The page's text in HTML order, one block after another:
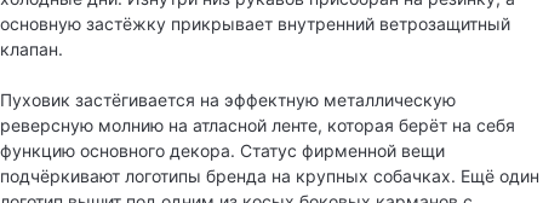
основную застёжку прикрывает внутренний ветрозащитный
клапан.
Пуховик застёгивается на эффектную металлическую
реверсную молнию на атласной ленте, которая берёт на себя
функцию основного декора. Статус фирменной вещи
подчёркивают логотипы бренда на крупных собачках. Ещё один